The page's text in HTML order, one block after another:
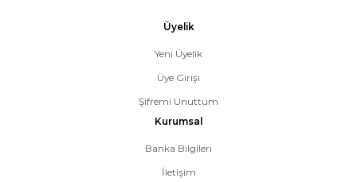
Üyelik
Yeni Üyelik
Üye Girişi
Şifremi Unuttum
Kurumsal
Banka Bilgileri
İletişim